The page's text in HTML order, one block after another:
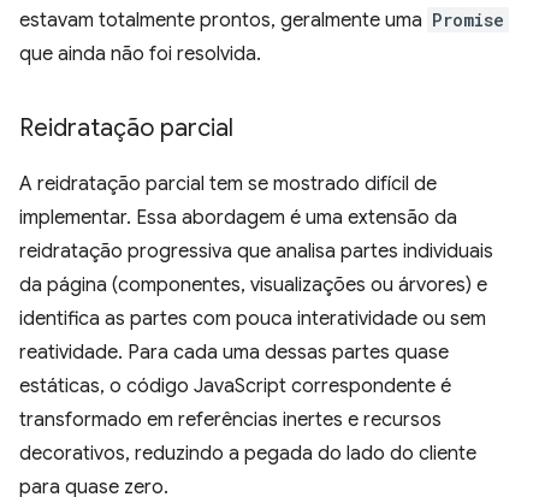
estavam totalmente prontos, geralmente uma Promise
que ainda não foi resolvida.
Reidratação parcial
A reidratação parcial tem se mostrado difícil de
implementar. Essa abordagem é uma extensão da
reidratação progressiva que analisa partes individuais
da página (componentes, visualizações ou árvores) e
identifica as partes com pouca interatividade ou sem
reatividade. Para cada uma dessas partes quase
estáticas, o código JavaScript correspondente é
transformado em referências inertes e recursos
decorativos, reduzindo a pegada do lado do cliente
para quase zero.